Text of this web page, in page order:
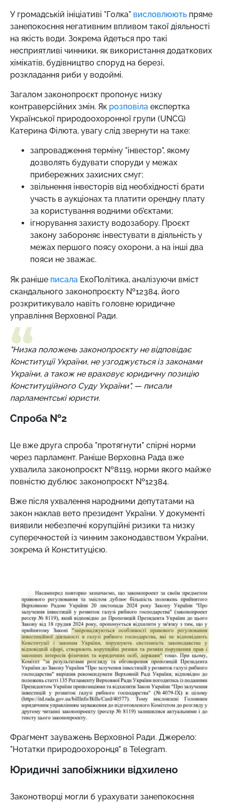
У громадській ініціативі "Голка" висловлюють пряме
занепокоєння негативним впливом такої діяльності
на якість води. Зокрема йдеться про такі
несприятливі чинники, як використання додаткових
хімікатів, будівництво споруд на березі,
розкладання риби у водоймі.
Загалом законопроєкт пропонує низку
контраверсійних змін. Як розповіла експертка
Української природоохоронної групи (UNCG)
Катерина Філюта, увагу слід звернути на таке:
запровадження терміну "інвестор", якому
дозволять будувати споруди у межах
прибережних захисних смуг;
звільнення інвесторів від необхідності брати
участь в аукціонах та платити орендну плату
за користування водними об’єктами;
ігнорування захисту водозабору. Проєкт
закону забороняє інвестувати в діяльність у
межах першого поясу охорони, а на інші два
пояси не зважає.
Як раніше писала ЕкоПолітика, аналізуючи вміст
скандального законопроєкту №12384, його
розкритикувало навіть головне юридичне
управління Верховної Ради.
"Низка положень законопроєкту не відповідає
Конституції України, не узгоджується із законами
України, а також не враховує юридичну позицію
Конституційного Суду України", — писали
парламентські юристи.
Спроба №2
Це вже друга спроба "протягнути" спірні норми
через парламент. Раніше Верховна Рада вже
ухвалила законопроєкт №8119, норми якого майже
повністю дублює законопроєкт №12384.
Вже після ухвалення народними депутатами на
закон наклав вето президент України. У документі
виявили небезпечні корупційні ризики та низку
суперечностей із чинним законодавством України,
зокрема й Конституцією.
Фрагмент зауважень Верховної Ради. Джерело:
"Нотатки природоохоронця" в Telegram.
Юридичні запобіжники відхилено
Законотворці могли б урахувати занепокоєння